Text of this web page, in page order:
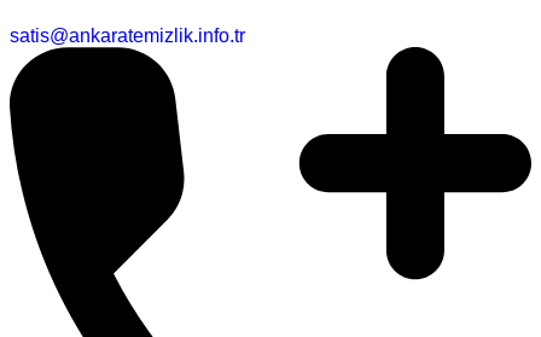
satis@ankaratemizlik.info.tr